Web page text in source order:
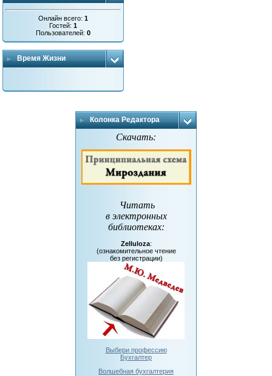
Онлайн всего:1
Гостей:1
Пользователей:0
Время Жизни
Колонка Редактора
Скачать:
Читать
в электронных
библиотеках:
Zelluloza:
(ознакомительное чтение
без регистрации)
Выбери профессию
Бухгалтер
Волшебная бухгалтерия